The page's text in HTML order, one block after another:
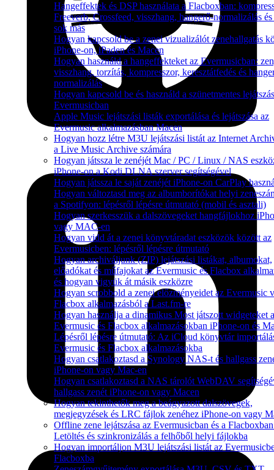
Hangeffektek és DSP használata a Flacboxban:
Freeverb, Crossfeed, visszhang, hangerő-normalizálás
sok más
Hogyan kapcsold be a zenei vizualizálót zenehallgatás
iPhone-on, iPaden és Macen
Hogyan használd a hangeffekteket az Evermusicban:
visszhang, torzítás, kompresszor, keresztátfedés és
normalizálás
Hogyan kapcsold be és használd a szünetmentes
Evermusicban
Apple Music lejátszási listák exportálása és lejátszása az
Evermusic alkalmazásban Macen
Hogyan hozz létre M3U lejátszási listát az Internet
a Live Music Archive számára
Hogyan játssza le zenéjét Mac / PC / Linux / NAS
iPhone-on a Kodi DLNA szerver segítségével
Hogyan játssza le saját zenéjét iPhone-on CarPlay
Hogyan változtasd meg az albumborítókat helyi
a Spotifyon: lépésről lépésre útmutató (mobil és asztali)
Hogyan szerkesszük a dalszövegeket hangfájlokhoz
vagy MAC-en
Hogyan vidd át a zenei könyvtáradat eszközök között az
Evermusicben: lépésről lépésre útmutató
Hogyan archiváljunk (ZIP) lejátszási listákat, albumokat,
előadókat és műfajokat az Evermusic és Flacbox
és hogyan vigyük át másik eszközre
Hogyan scrobbold a zenei előzményeidet az Evermusic
Flacbox alkalmazásból a Last.fm-re
Hogyan használja a dinamikus Most játszott widgeteket
Evermusic és Flacbox alkalmazásokban iPhone-on és
Lépésről lépésre útmutató: Az iCloud könyvtár
Evermusic és Flacbox alkalmazásokba
Hogyan csatlakoztasd a Synology NAS-t és hallgass
iPhone-on vagy Mac-en
Hogyan csatlakoztasd a NAS tárolót WebDAV
hallgass zenét iPhone-on vagy Macen
Hogyan tekinthetők meg a beágyazott dalszövegek,
megjegyzések és LRC fájlok zenéhez iPhone-on vagy
Offline zene lejátszása az Evermusicban és a
Letöltés és szinkronizálás a felhőből helyi fájlokba
Hogyan importáljon M3U lejátszási listát az
Flacboxba